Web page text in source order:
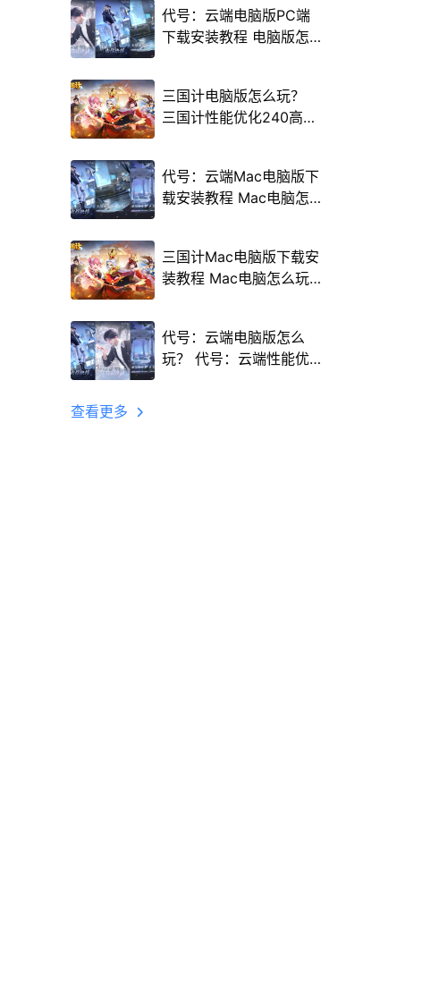
代号：云端电脑版PC端
下载安装教程 电脑版怎
三国计电脑版怎么玩？
三国计性能优化240高帧
代号：云端Mac电脑版下
载安装教程 Mac电脑怎
三国计Mac电脑版下载安
装教程 Mac电脑怎么玩
代号：云端电脑版怎么
玩？ 代号：云端性能优
查看更多